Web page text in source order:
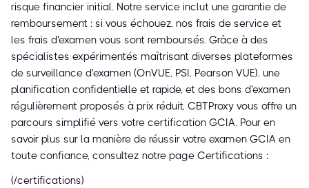
risque financier initial. Notre service inclut une garantie de
remboursement : si vous échouez, nos frais de service et
les frais d'examen vous sont remboursés. Grâce à des
spécialistes expérimentés maîtrisant diverses plateformes
de surveillance d'examen (OnVUE, PSI, Pearson VUE), une
planification confidentielle et rapide, et des bons d'examen
régulièrement proposés à prix réduit, CBTProxy vous offre un
parcours simplifié vers votre certification GCIA. Pour en
savoir plus sur la manière de réussir votre examen GCIA en
toute confiance, consultez notre page Certifications :
(/certifications)